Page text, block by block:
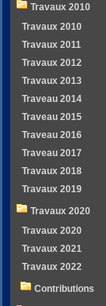
Travaux 2010
Travaux 2010
Travaux 2011
Travaux 2012
Travaux 2013
Traveau 2014
Traveau 2015
Traveau 2016
Traveau 2017
Travaux 2018
Travaux 2019
Travaux 2020
Travaux 2020
Travaux 2021
Travaux 2022
Contributions